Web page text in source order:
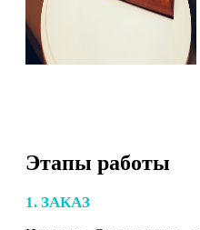
Этапы работы
1. ЗАКАЗ